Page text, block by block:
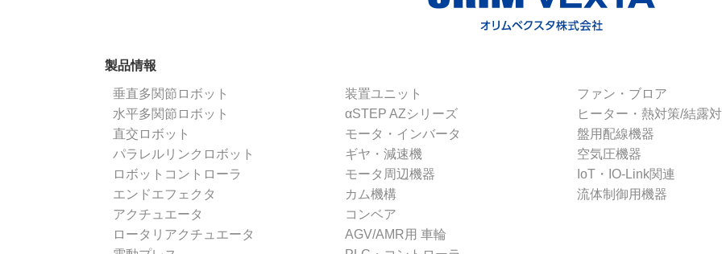
製品情報
垂直多関節ロボット
水平多関節ロボット
直交ロボット
パラレルリンクロボット
ロボットコントローラ
エンドエフェクタ
アクチュエータ
ロータリアクチュエータ
装置ユニット
αSTEP AZシリーズ
モータ・インバータ
ギヤ・減速機
モータ周辺機器
カム機構
コンベア
AGV/AMR用 車輪
ファン・ブロア
ヒーター・熱対策/結露
盤用配線機器
空気圧機器
IoT・IO-Link関連
流体制御用機器